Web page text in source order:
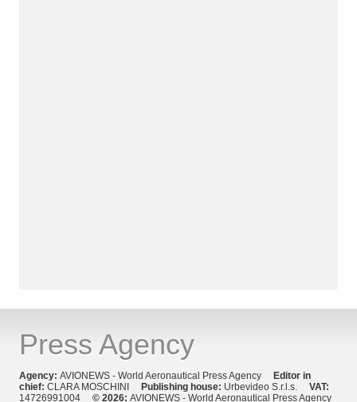
Press Agency
Agency: AVIONEWS - World Aeronautical Press Agency Editor in
chief: CLARA MOSCHINI Publishing house: Urbevideo S.r.l.s. VAT:
14726991004 © 2026: AVIONEWS - World Aeronautical Press Agency